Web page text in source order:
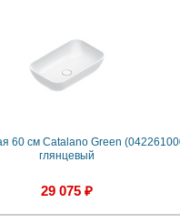
60 см Catalano Green
глянцевый
29 075 ₽